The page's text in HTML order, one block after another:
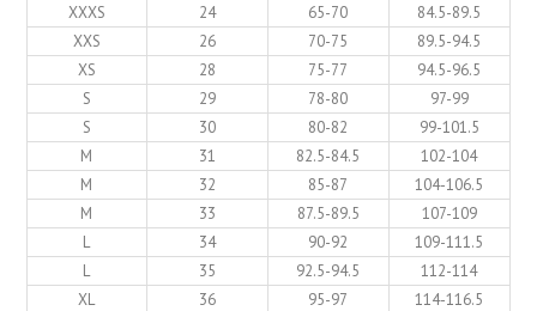
XXXS
24 65-70
84.5-89.5
XXS
26 70-75
89.5-94.5
XS
28 75-77
94.5-96.5
S
29 78-80
97-99
S
30 80-82
99-101.5
M
31 82.5-84.5
102-104
M
32 85-87
104-106.5
M
33 87.5-89.5
107-109
L
34 90-92
109-111.5
L
35 92.5-94.5
112-114
XL
36 95-97
114-116.5